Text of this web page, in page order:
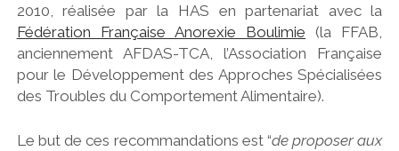
2010, réalisée par la HAS en partenariat avec la
Fédération Française Anorexie Boulimie (la FFAB,
anciennement AFDAS-TCA, l’Association Française
pour le Développement des Approches Spécialisées
des Troubles du Comportement Alimentaire).
Le but de ces recommandations est “de proposer aux